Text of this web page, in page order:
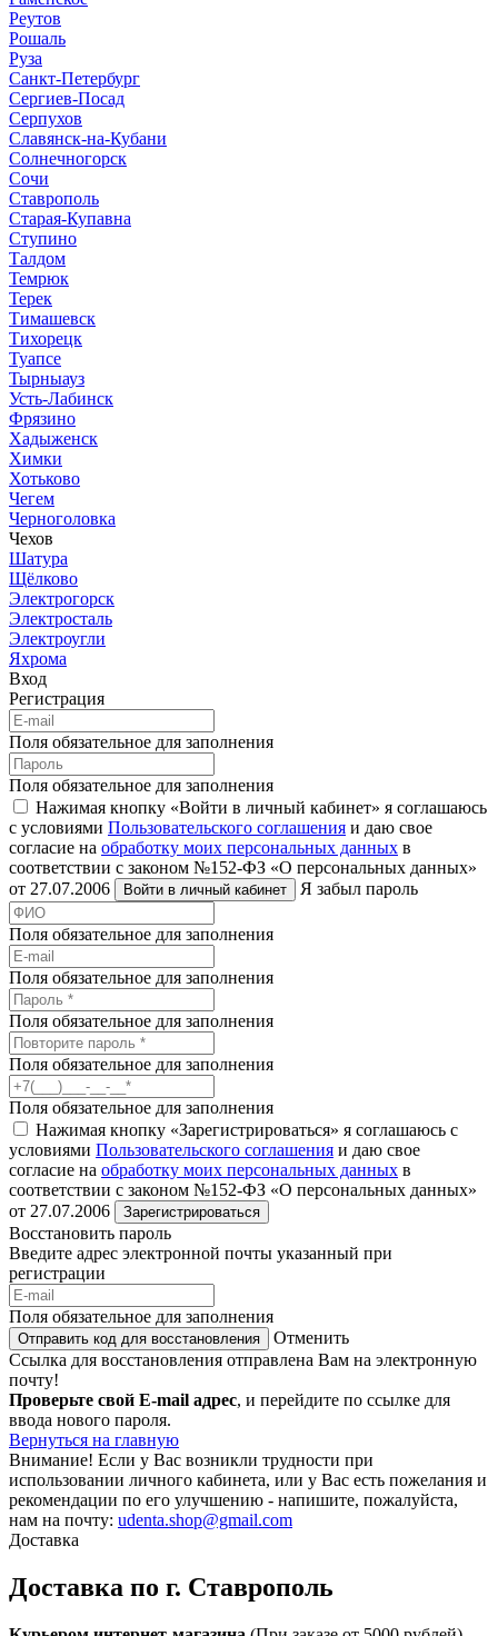
Реутов
Рошаль
Руза
Санкт-Петербург
Сергиев-Посад
Серпухов
Славянск-на-Кубани
Солнечногорск
Сочи
Ставрополь
Старая-Купавна
Ступино
Талдом
Темрюк
Терек
Тимашевск
Тихорецк
Туапсе
Тырныауз
Усть-Лабинск
Фрязино
Хадыженск
Химки
Хотьково
Чегем
Черноголовка
Чехов
Шатура
Щёлково
Электрогорск
Электросталь
Электроугли
Яхрома
Вход
Регистрация
Поля обязательное для заполнения
Поля обязательное для заполнения
Нажимая кнопку «Войти в личный кабинет» я соглашаюсь
с условиями Пользовательского соглашения и даю свое
согласие на обработку моих персональных данных в
соответствии с законом №152-ФЗ «О персональных данных»
от 27.07.2006
Войти в личный кабинет Я забыл пароль
Поля обязательное для заполнения
Поля обязательное для заполнения
Поля обязательное для заполнения
Поля обязательное для заполнения
Поля обязательное для заполнения
Нажимая кнопку «Зарегистрироваться» я соглашаюсь с
условиями Пользовательского соглашения и даю свое
согласие на обработку моих персональных данных в
соответствии с законом №152-ФЗ «О персональных данных»
от 27.07.2006
Зарегистрироваться
Восстановить пароль
Введите адрес электронной почты указанный при
регистрации
Поля обязательное для заполнения
Отправить код для восстановления
Отменить
Ссылка для восстановления отправлена Вам на электронную
почту!
Проверьте свой E-mail адрес, и перейдите по ссылке для
ввода нового пароля.
Вернуться на главную
Внимание! Если у Вас возникли трудности при
использовании личного кабинета, или у Вас есть пожелания и
рекомендации по его улучшению - напишите, пожалуйста,
нам на почту: udenta.shop@gmail.com
Доставка
Доставка по г. Ставрополь